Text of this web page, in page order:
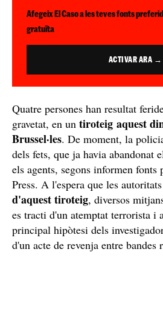
Afegeix El Caso a les teves fonts
gratuïta
ACTIVAR ARA →
Quatre persones han resultat
gravetat, en un tiroteig aquest
Brussel·les. De moment, la
dels fets, que ja havia abandonat
els agents, segons informen
Press. A l'espera que les
d'aquest tiroteig, diversos
es tracti d'un atemptat terrorista i
principal hipòtesi dels
d'un acte de revenja entre bandes